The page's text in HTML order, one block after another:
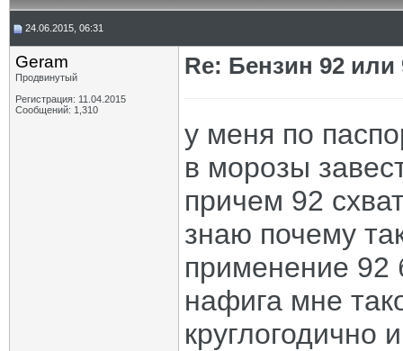
24.06.2015, 06:31
Geram
Продвинутый
Регистрация: 11.04.2015
Сообщений: 1,310
Re: Бензин 92 или
у меня по
в морозы
причем 92
знаю почему
применение 92
нафига мне
круглогодично